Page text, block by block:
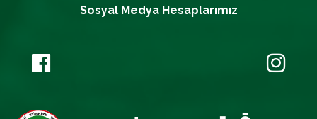
Sosyal Medya Hesaplarımız